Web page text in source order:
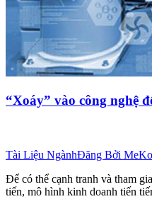
“Xoáy” vào công nghệ
Tài Liệu NgànhĐăng Bởi
Để có thể cạnh tranh và tham
tiến, mô hình kinh doanh tiến